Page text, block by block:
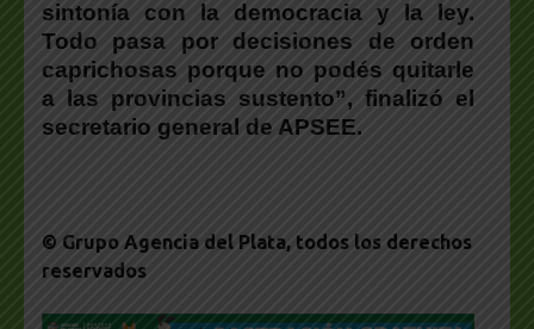
sintonía con la democracia y la ley.
Todo pasa por decisiones de orden
caprichosas porque no podés quitarle
a las provincias sustento”, finalizó el
secretario general de APSEE.
© Grupo Agencia del Plata, todos los derechos
reservados